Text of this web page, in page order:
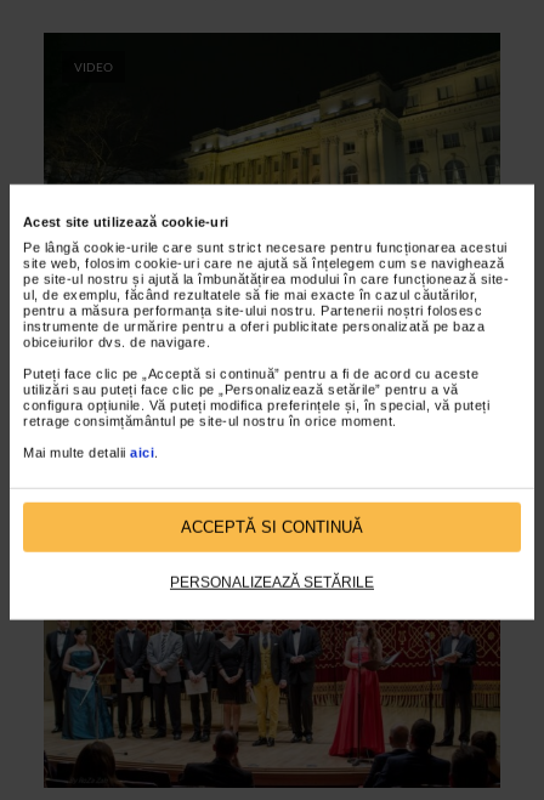
Acest site utilizează cookie-uri
Pe lângă cookie-urile care sunt strict necesare pentru funcționarea acestui
site web, folosim cookie-uri care ne ajută să înțelegem cum se navighează
pe site-ul nostru și ajută la îmbunătățirea modului în care funcționează site-
ul, de exemplu, făcând rezultatele să fie mai exacte în cazul căutărilor,
pentru a măsura performanța site-ului nostru. Partenerii noștri folosesc
instrumente de urmărire pentru a oferi publicitate personalizată pe baza
obiceiurilor dvs. de navigare.
Puteți face clic pe „Acceptă si continuă” pentru a fi de acord cu aceste
utilizări sau puteți face clic pe „Personalizează setările” pentru a vă
configura opțiunile. Vă puteți modifica preferințele și, în special, vă puteți
retrage consimțământul pe site-ul nostru în orice moment.
Mai multe detalii aici
ACCEPTĂ SI CONTINUĂ
PERSONALIZEAZĂ SETĂRILE
VIDEO
ARTELE SPECTACOLULUI
Concert extraodinar la Muzeul National
de Arta al Romaniei
29/11/2016
gazduit un eveniment cu totul special, ocazionat de
prezentarea de catre Calin Stegerean, noul director al uneia...